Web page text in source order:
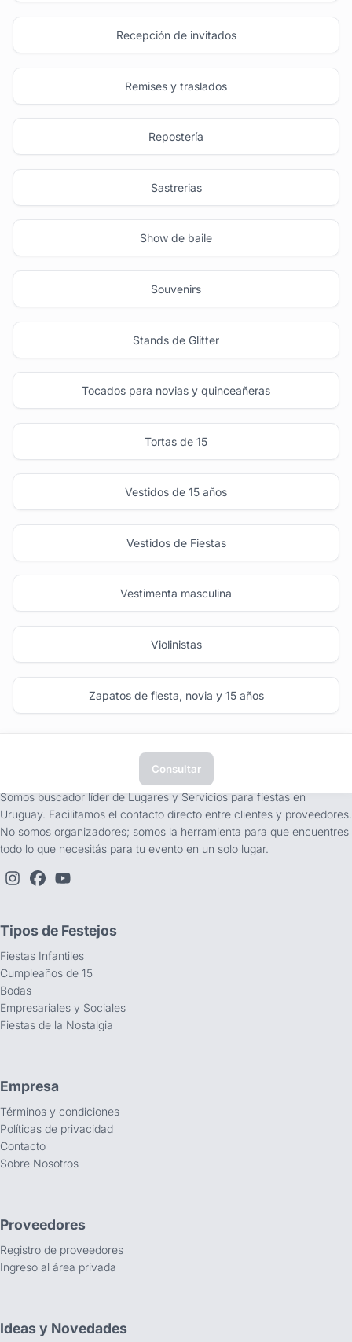
Recepción de invitados
Remises y traslados
Repostería
Sastrerias
Show de baile
Souvenirs
Stands de Glitter
Tocados para novias y quinceañeras
Tortas de 15
Vestidos de 15 años
Vestidos de Fiestas
Vestimenta masculina
Violinistas
Zapatos de fiesta, novia y 15 años
Consultar
Somos buscador líder de Lugares y Servicios para fiestas en
Uruguay. Facilitamos el contacto directo entre clientes y proveedores.
No somos organizadores; somos la herramienta para que encuentres
todo lo que necesitás para tu evento en un solo lugar.
Tipos de Festejos
Fiestas Infantiles
Cumpleaños de 15
Bodas
Empresariales y Sociales
Fiestas de la Nostalgia
Empresa
Términos y condiciones
Políticas de privacidad
Contacto
Sobre Nosotros
Proveedores
Registro de proveedores
Ingreso al área privada
Ideas y Novedades